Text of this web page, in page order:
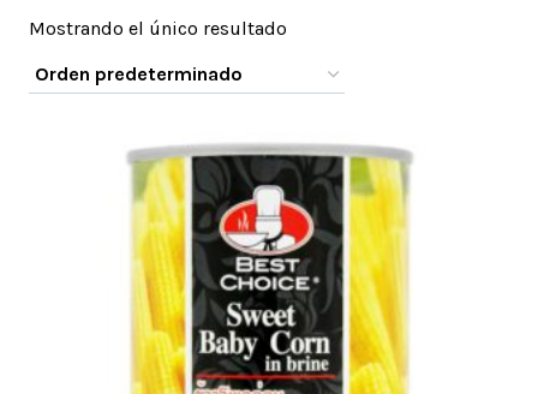
Mostrando el único resultado